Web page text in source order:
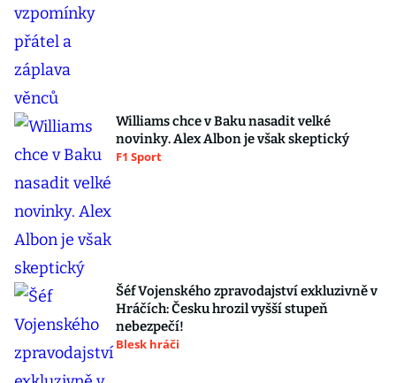
Williams chce v Baku nasadit velké
novinky. Alex Albon je však skeptický
F1 Sport
Šéf Vojenského zpravodajství exkluzivně v
Hráčích: Česku hrozil vyšší stupeň
nebezpečí!
Blesk hráči